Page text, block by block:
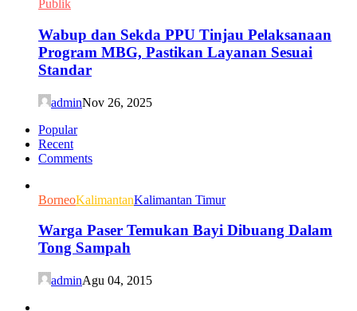
Publik
Wabup dan Sekda PPU Tinjau Pelaksanaan
Program MBG, Pastikan Layanan Sesuai
Standar
adminNov 26, 2025
Popular
Recent
Comments
BorneoKalimantanKalimantan Timur
Warga Paser Temukan Bayi Dibuang Dalam
Tong Sampah
adminAgu 04, 2015